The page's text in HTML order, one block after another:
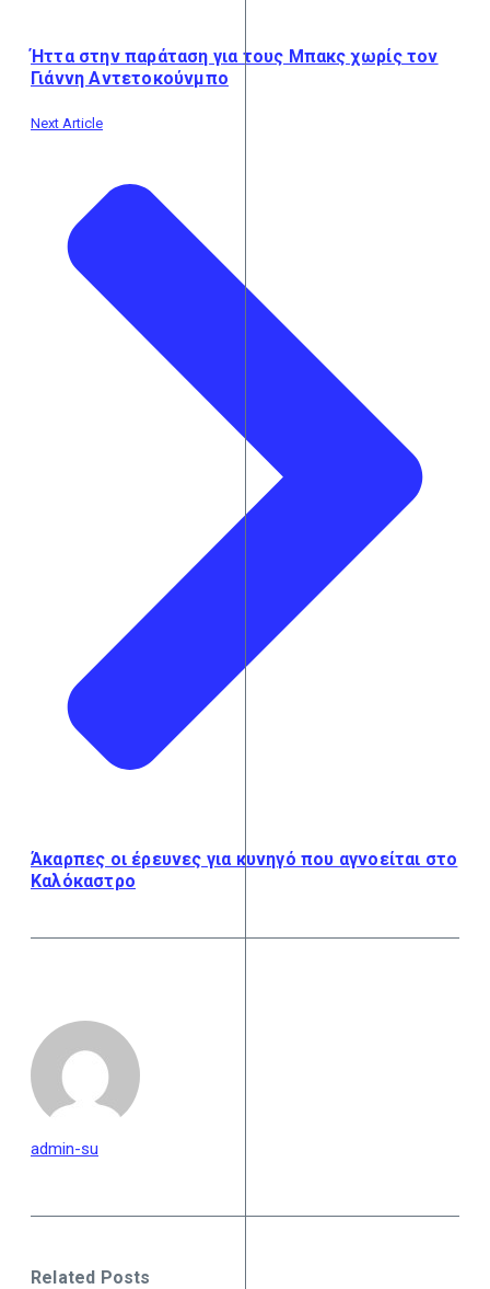
Ήττα στην παράταση για τους Μπακς χωρίς τον
Γιάννη Αντετοκούνμπο
Next Article
Άκαρπες οι έρευνες για κυνηγό που αγνοείται στο
Καλόκαστρο
admin-su
Related Posts